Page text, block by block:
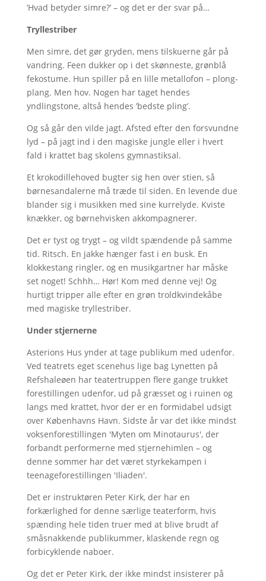
’Hvad betyder simre?’ – og det er der svar på…
Tryllestriber
Men simre, det gør gryden, mens tilskuerne går på
vandring. Feen dukker op i det skønneste, grønblå
fekostume. Hun spiller på en lille metallofon – plong-
plang. Men hov. Nogen har taget hendes
yndlingstone, altså hendes ’bedste pling’.
Og så går den vilde jagt. Afsted efter den forsvundne
lyd – på jagt ind i den magiske jungle eller i hvert
fald i krattet bag skolens gymnastiksal.
Et krokodillehoved bugter sig hen over stien, så
børnesandalerne må træde til siden. En levende due
blander sig i musikken med sine kurrelyde. Kviste
knækker, og børnehvisken akkompagnerer.
Det er tyst og trygt – og vildt spændende på samme
tid. Ritsch. En jakke hænger fast i en busk. En
klokkestang ringler, og en musikgartner har måske
set noget! Schhh… Hør! Kom med denne vej! Og
hurtigt tripper alle efter en grøn troldkvindekåbe
med magiske tryllestriber.
Under stjernerne
Asterions Hus ynder at tage publikum med udenfor.
Ved teatrets eget scenehus lige bag Lynetten på
Refshaleøen har teatertruppen flere gange trukket
forestillingen udenfor, ud på græsset og i ruinen og
langs med krattet, hvor der er en formidabel udsigt
over Københavns Havn. Sidste år var det ikke mindst
voksenforestillingen 'Myten om Minotaurus', der
forbandt performerne med stjernehimlen – og
denne sommer har det været styrkekampen i
teenageforestillingen 'Iliaden'.
Det er instruktøren Peter Kirk, der har en
forkærlighed for denne særlige teaterform, hvis
spænding hele tiden truer med at blive brudt af
småsnakkende publikummer, klaskende regn og
forbicyklende naboer.
Og det er Peter Kirk, der ikke mindst insisterer på